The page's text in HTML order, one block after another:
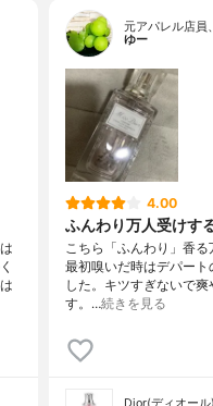
元アパレル店員
ゆー
4.00
ふんわり万人受けす
こちら「ふんわり」香る
最初嗅いだ時はデパート
した。キツすぎないで
す。…続きを見る